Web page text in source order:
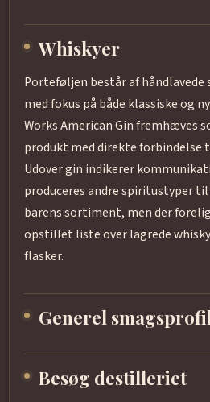
Whiskyer
Porteføljen består af håndlavede
med fokus på både klassiske og
Works American Gin fremhæves
produkt med direkte
Udover gin indikerer
produceres andre spiritustyper
barens sortiment, men der
opstillet liste over lagrede
flasker.
Generel
Besøg destilleriet